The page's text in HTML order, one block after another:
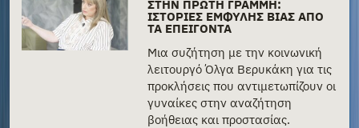
ΣΤΗΝ ΠΡΏΤΗ ΓΡΑΜΜΉ:
ΙΣΤΟΡΊΕΣ ΈΜΦΥΛΗΣ ΒΊΑΣ ΑΠΌ
ΤΑ ΕΠΕΊΓΟΝΤΑ
Μια συζήτηση με την κοινωνική
λειτουργό Όλγα Βερυκάκη για τις
προκλήσεις που αντιμετωπίζουν οι
γυναίκες στην αναζήτηση
βοήθειας και προστασίας.